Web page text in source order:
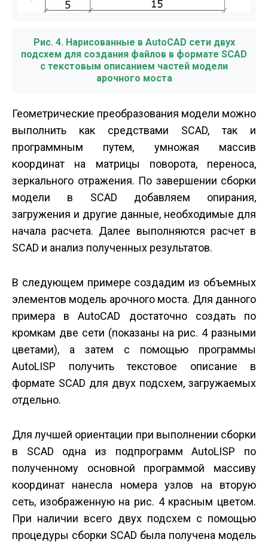
Рис. 4. Нарисованные в AutoCAD сети двух
подсхем для создания файлов в формате SCAD
с текстовым описанием частей модели
арочного моста
Геометрические преобразования модели можно
выполнить как средствами SCAD, так и
программным путем, умножая массив
координат на матрицы поворота, переноса,
зеркального отражения. По завершении сборки
модели в SCAD добавляем опирания,
загружения и другие данные, необходимые для
начала расчета. Далее выполняются расчет в
SCAD и анализ полученных результатов.
В следующем примере создадим из объемных
элементов модель арочного моста. Для данного
примера в AutoCAD достаточно создать по
кромкам две сети (показаны на рис. 4 разными
цветами), а затем с помощью программы
AutoLISP получить текстовое описание в
формате SCAD для двух подсхем, загружаемых
отдельно.
Для лучшей ориентации при выполнении сборки
в SCAD одна из подпрограмм AutoLISP по
полученному основной программой массиву
координат нанесла номера узлов на вторую
сеть, изображенную на рис. 4 красным цветом.
При наличии всего двух подсхем с помощью
процедуры сборки SCAD была получена модель